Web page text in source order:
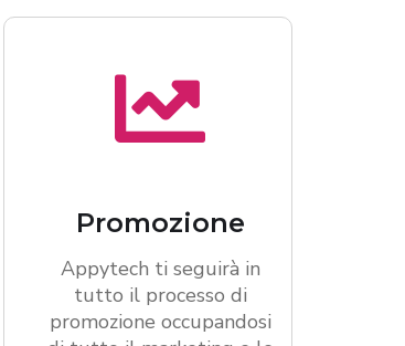
Promozione
Appytech ti seguirà in
tutto il processo di
promozione occupandosi